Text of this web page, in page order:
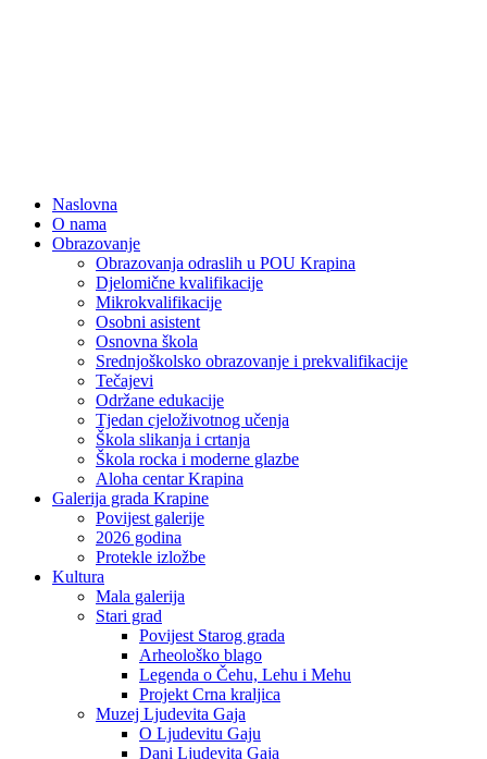
Naslovna
O nama
Obrazovanje
Obrazovanja odraslih u POU Krapina
Djelomične kvalifikacije
Mikrokvalifikacije
Osobni asistent
Osnovna škola
Srednjoškolsko obrazovanje i prekvalifikacije
Tečajevi
Održane edukacije
Tjedan cjeloživotnog učenja
Škola slikanja i crtanja
Škola rocka i moderne glazbe
Aloha centar Krapina
Galerija grada Krapine
Povijest galerije
2026 godina
Protekle izložbe
Kultura
Mala galerija
Stari grad
Povijest Starog grada
Arheološko blago
Legenda o Čehu, Lehu i Mehu
Projekt Crna kraljica
Muzej Ljudevita Gaja
O Ljudevitu Gaju
Dani Ljudevita Gaja